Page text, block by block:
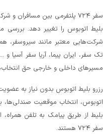
سفر ۷۲۴ پلتفرمی بین
بلیط اتوبوس را تغییر دهد. بررسی
شرکت‌هایی معتبر مانند سیروسفر،
تک سفر، ایران پیما، آریا سفر آسیا
مسیرهای داخلی و خارجی حق
رزرو بلیط اتوبوس بدون نیاز به
اتوبوس، انتخاب موقعیت صندلی‌ها،
بلیط از طریق پیامک به تلفن همراه،
سفر ۷۲۴ هستند.